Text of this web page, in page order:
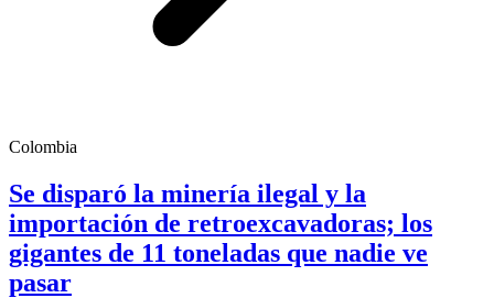
Colombia
Se disparó la minería ilegal y la
importación de retroexcavadoras; los
gigantes de 11 toneladas que nadie ve
pasar